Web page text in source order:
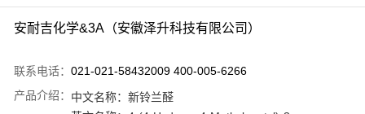
安耐吉化学&3A（安徽泽升科技有限公司）
联系电话： 021-021-58432009 400-005-6266
产品介绍： 中文名称： 新铃兰醛